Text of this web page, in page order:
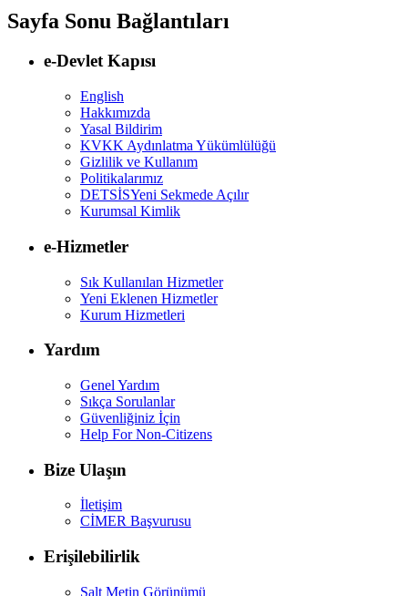
Sayfa Sonu Bağlantıları
e-Devlet Kapısı
English
Hakkımızda
Yasal Bildirim
KVKK Aydınlatma Yükümlülüğü
Gizlilik ve Kullanım
Politikalarımız
DETSİSYeni Sekmede Açılır
Kurumsal Kimlik
e-Hizmetler
Sık Kullanılan Hizmetler
Yeni Eklenen Hizmetler
Kurum Hizmetleri
Yardım
Genel Yardım
Sıkça Sorulanlar
Güvenliğiniz İçin
Help For Non-Citizens
Bize Ulaşın
İletişim
CİMER Başvurusu
Erişilebilirlik
Salt Metin Görünümü